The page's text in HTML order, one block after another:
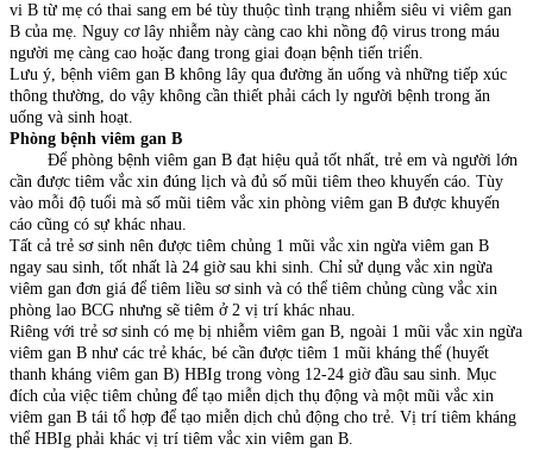
vi B từ mẹ có thai sang em bé tùy thuộc tình trạng nhiễm siêu vi viêm gan
B của mẹ. Nguy cơ lây nhiễm này càng cao khi nồng độ virus trong máu
người mẹ càng cao hoặc đang trong giai đoạn bệnh tiến triển.
Lưu ý, bệnh viêm gan B không lây qua đường ăn uống và những tiếp xúc
thông thường, do vậy không cần thiết phải cách ly người bệnh trong ăn
uống và sinh hoạt.
Phòng bệnh viêm gan B
Để phòng bệnh viêm gan B đạt hiệu quả tốt nhất, trẻ em và người lớn
cần được tiêm vắc xin đúng lịch và đủ số mũi tiêm theo khuyến cáo. Tùy
vào mỗi độ tuổi mà số mũi tiêm vắc xin phòng viêm gan B được khuyến
cáo cũng có sự khác nhau.
Tất cả trẻ sơ sinh nên được tiêm chủng 1 mũi vắc xin ngừa viêm gan B
ngay sau sinh, tốt nhất là 24 giờ sau khi sinh. Chỉ sử dụng vắc xin ngừa
viêm gan đơn giá để tiêm liều sơ sinh và có thể tiêm chủng cùng vắc xin
phòng lao BCG nhưng sẽ tiêm ở 2 vị trí khác nhau.
Riêng với trẻ sơ sinh có mẹ bị nhiễm viêm gan B, ngoài 1 mũi vắc xin ngừa
viêm gan B như các trẻ khác, bé cần được tiêm 1 mũi kháng thể (huyết
thanh kháng viêm gan B) HBIg trong vòng 12-24 giờ đầu sau sinh. Mục
đích của việc tiêm chủng để tạo miễn dịch thụ động và một mũi vắc xin
viêm gan B tái tổ hợp để tạo miễn dịch chủ động cho trẻ. Vị trí tiêm kháng
thể HBIg phải khác vị trí tiêm vắc xin viêm gan B.